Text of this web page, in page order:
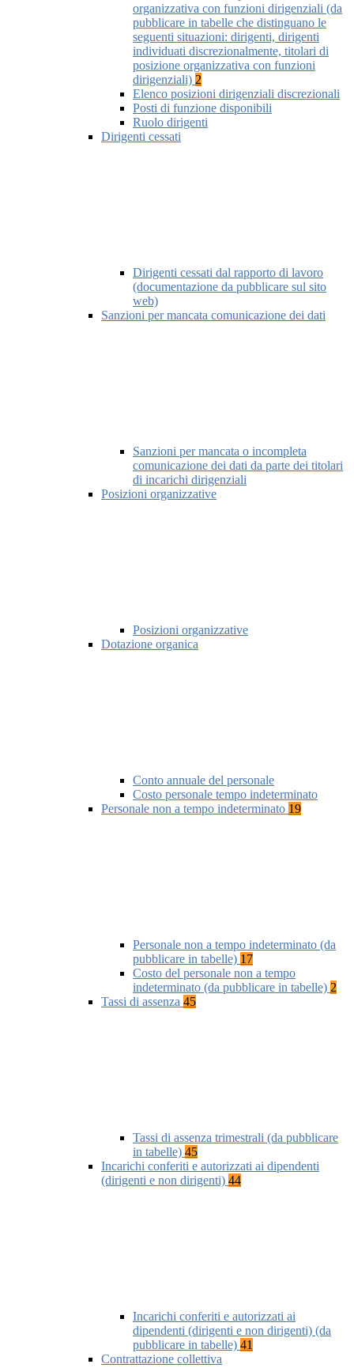
organizzativa con funzioni dirigenziali (da
pubblicare in tabelle che distinguano le
seguenti situazioni: dirigenti, dirigenti
individuati discrezionalmente, titolari di
posizione organizzativa con funzioni
dirigenziali) 2
Elenco posizioni dirigenziali discrezionali
Posti di funzione disponibili
Ruolo dirigenti
Dirigenti cessati
Dirigenti cessati dal rapporto di lavoro
(documentazione da pubblicare sul sito
web)
Sanzioni per mancata comunicazione dei dati
Sanzioni per mancata o incompleta
comunicazione dei dati da parte dei titolari
di incarichi dirigenziali
Posizioni organizzative
Posizioni organizzative
Dotazione organica
Conto annuale del personale
Costo personale tempo indeterminato
Personale non a tempo indeterminato 19
Personale non a tempo indeterminato (da
pubblicare in tabelle) 17
Costo del personale non a tempo
indeterminato (da pubblicare in tabelle) 2
Tassi di assenza 45
Tassi di assenza trimestrali (da pubblicare
in tabelle) 45
Incarichi conferiti e autorizzati ai dipendenti
(dirigenti e non dirigenti) 44
Incarichi conferiti e autorizzati ai
dipendenti (dirigenti e non dirigenti) (da
pubblicare in tabelle) 41
Contrattazione collettiva